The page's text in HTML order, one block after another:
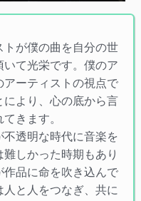
が僕の曲を自分の世
て光栄です。僕のア
アーティストの視点で
より、心の底から言
きます。
透明な時代に音楽を
しかった時期もあり
作品に命を吹き込んで
人と人をつなぎ、共に